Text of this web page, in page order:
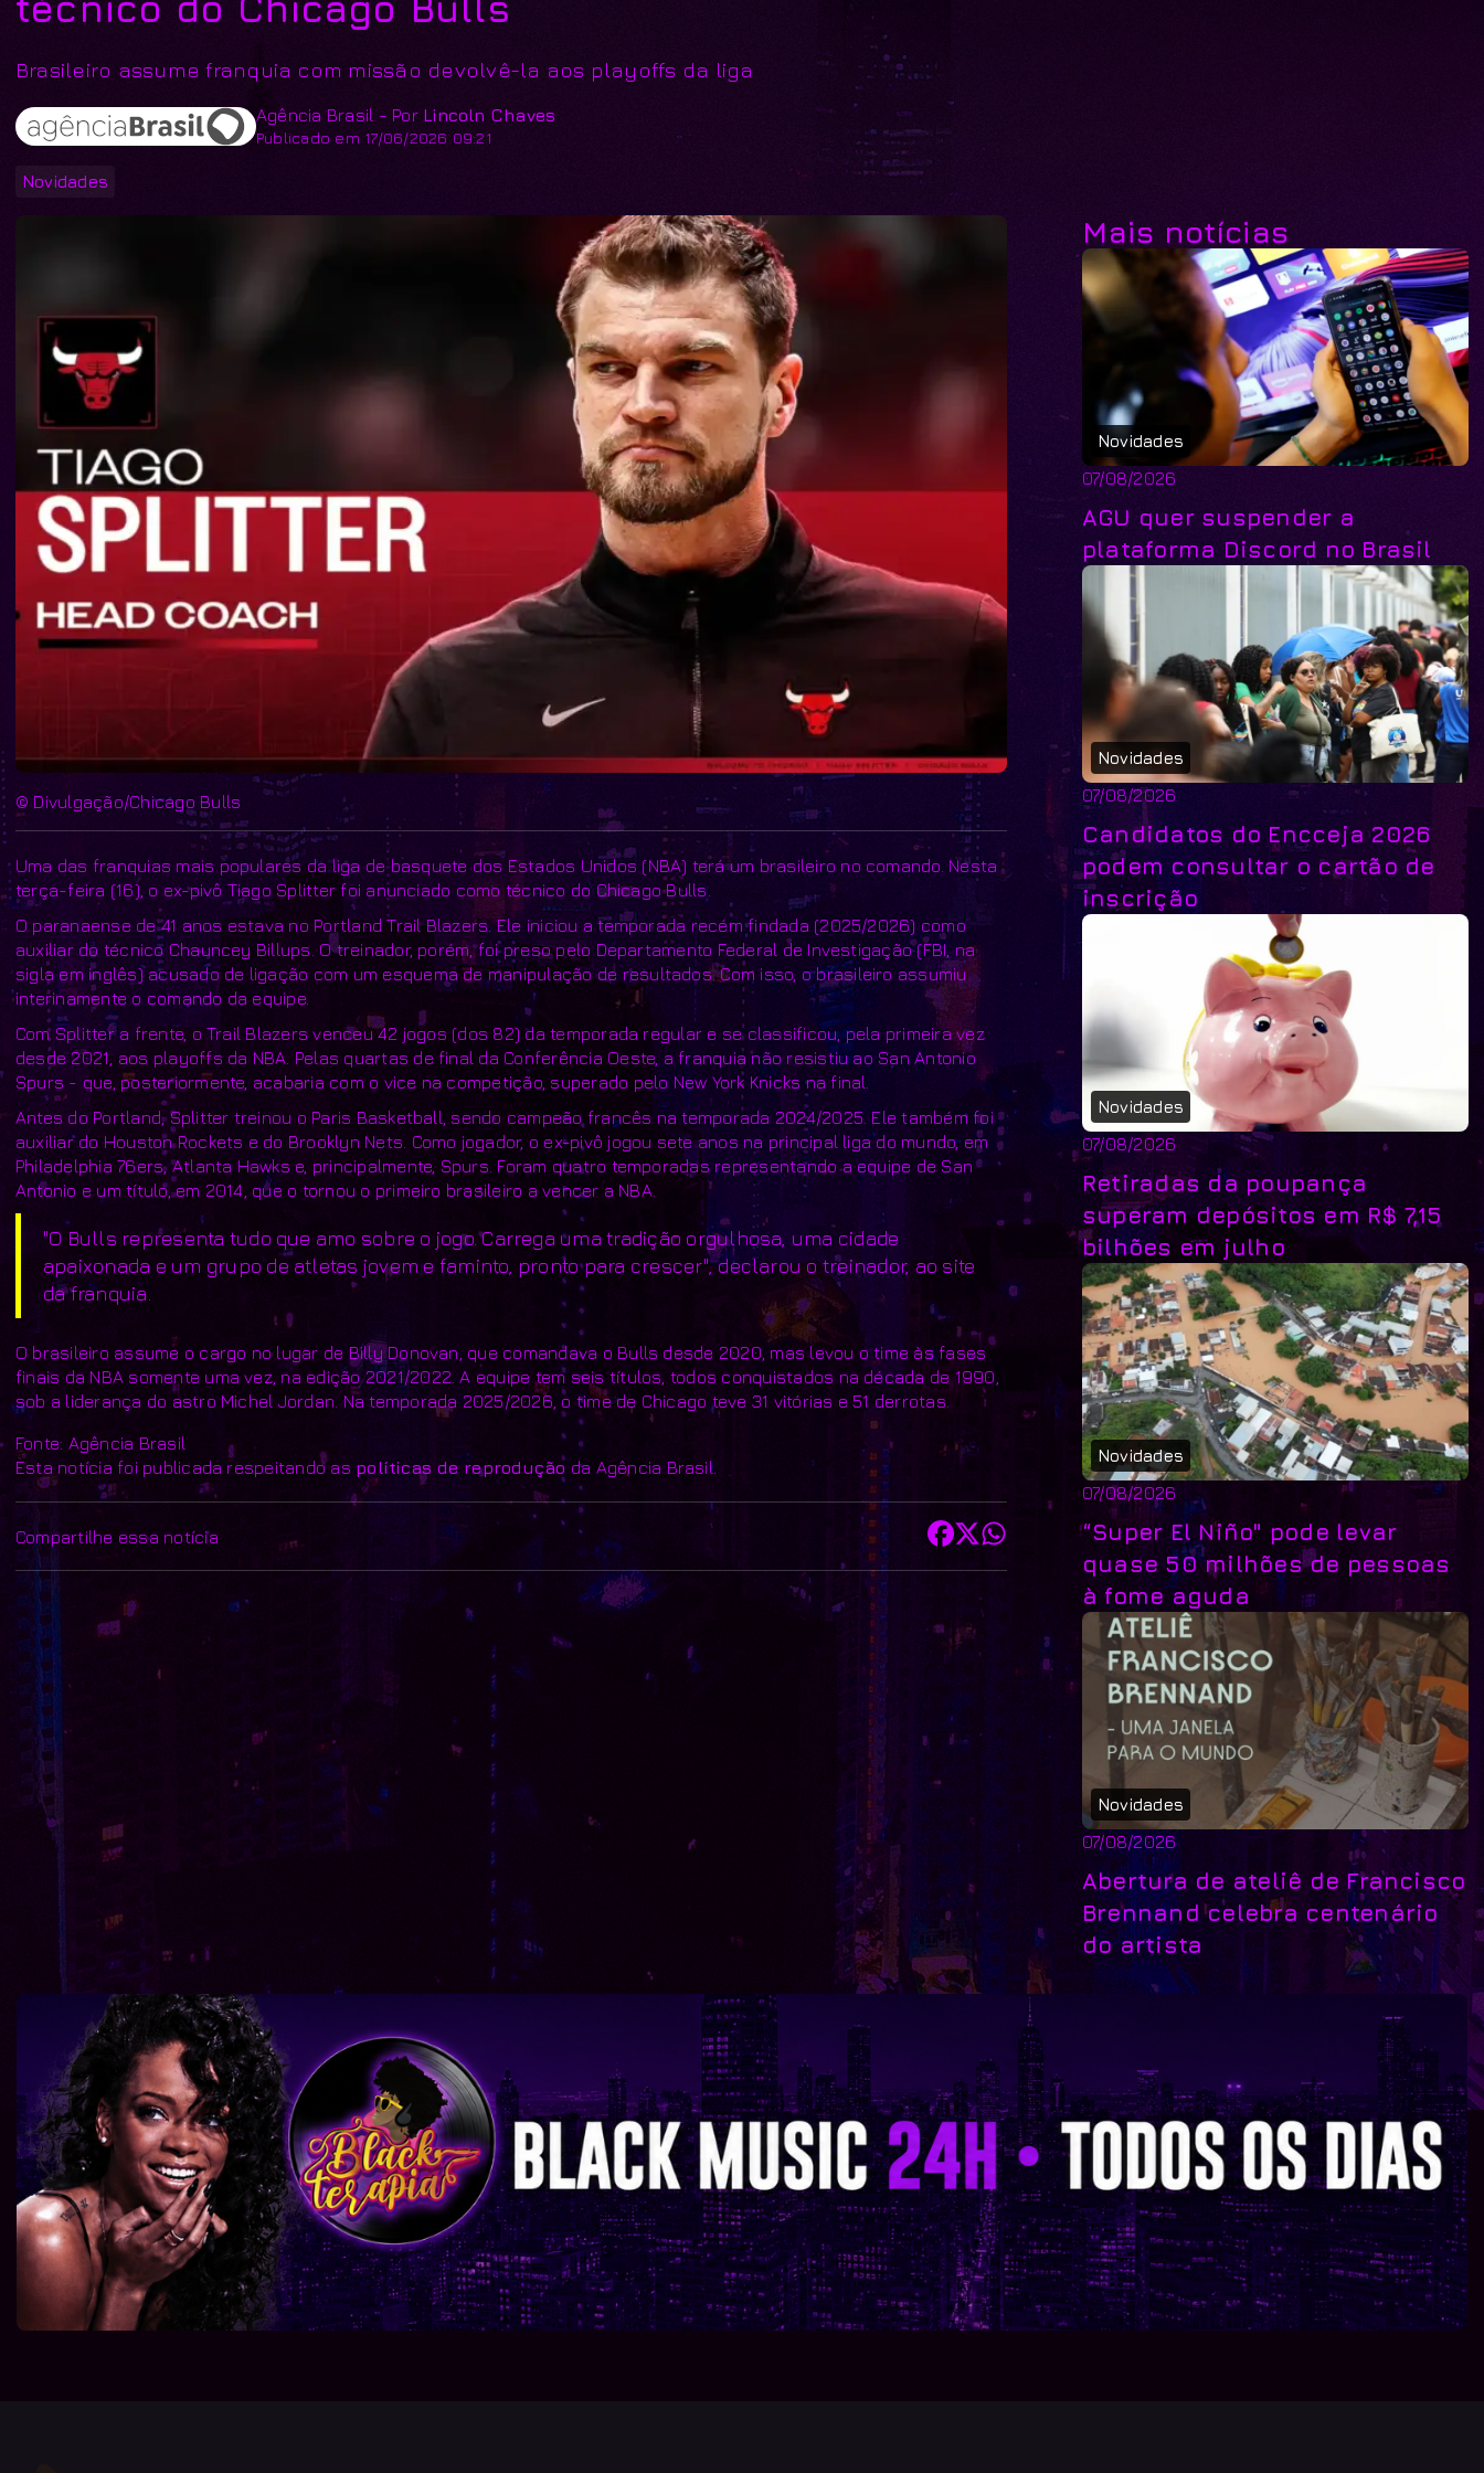
Brasileiro assume franquia com missão devolvê-la aos playoffs da liga
Agência Brasil - Por Lincoln Chaves
Publicado em 17/06/2026 09:21
Novidades
© Divulgação/Chicago Bulls
Uma das franquias mais populares da liga de basquete dos Estados Unidos (NBA) terá um brasileiro no comando. Nesta
terça-feira (16), o ex-pivô Tiago Splitter foi anunciado como técnico do Chicago Bulls.
O paranaense de 41 anos estava no Portland Trail Blazers. Ele iniciou a temporada recém findada (2025/2026) como
auxiliar do técnico Chauncey Billups. O treinador, porém, foi preso pelo Departamento Federal de Investigação (FBI, na
sigla em inglês) acusado de ligação com um esquema de manipulação de resultados. Com isso, o brasileiro assumiu
interinamente o comando da equipe.
Com Splitter a frente, o Trail Blazers venceu 42 jogos (dos 82) da temporada regular e se classificou, pela primeira vez
desde 2021, aos playoffs da NBA. Pelas quartas de final da Conferência Oeste, a franquia não resistiu ao San Antonio
Spurs - que, posteriormente, acabaria com o vice na competição, superado pelo New York Knicks na final.
Antes do Portland, Splitter treinou o Paris Basketball, sendo campeão francês na temporada 2024/2025. Ele também foi
auxiliar do Houston Rockets e do Brooklyn Nets. Como jogador, o ex-pivô jogou sete anos na principal liga do mundo, em
Philadelphia 76ers, Atlanta Hawks e, principalmente, Spurs. Foram quatro temporadas representando a equipe de San
Antonio e um título, em 2014, que o tornou o primeiro brasileiro a vencer a NBA.
"O Bulls representa tudo que amo sobre o jogo. Carrega uma tradição orgulhosa, uma cidade
apaixonada e um grupo de atletas jovem e faminto, pronto para crescer", declarou o treinador, ao site
da franquia.
O brasileiro assume o cargo no lugar de Billy Donovan, que comandava o Bulls desde 2020, mas levou o time às fases
finais da NBA somente uma vez, na edição 2021/2022. A equipe tem seis títulos, todos conquistados na década de 1990,
sob a liderança do astro Michel Jordan. Na temporada 2025/2026, o time de Chicago teve 31 vitórias e 51 derrotas.
Fonte: Agência Brasil
Esta notícia foi publicada respeitando as políticas de reprodução da Agência Brasil.
Compartilhe essa notícia
Mais notícias
Novidades
07/08/2026
AGU quer suspender a
plataforma Discord no Brasil
Novidades
07/08/2026
Candidatos do Encceja 2026
podem consultar o cartão de
inscrição
Novidades
07/08/2026
Retiradas da poupança
superam depósitos em R$ 7,15
bilhões em julho
Novidades
07/08/2026
“Super El Niño" pode levar
quase 50 milhões de pessoas
à fome aguda
Novidades
07/08/2026
Abertura de ateliê de Francisco
Brennand celebra centenário
do artista